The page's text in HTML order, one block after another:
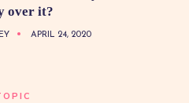
over it?
APRIL 24, 2020